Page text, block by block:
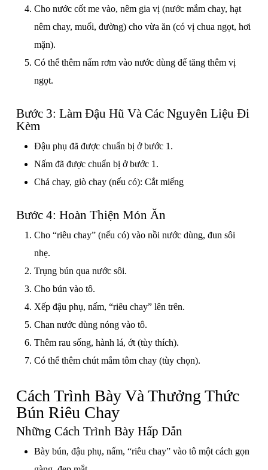
Cho nước cốt me vào, nêm gia vị (nước mắm chay, hạt
nêm chay, muối, đường) cho vừa ăn (có vị chua ngọt, hơi
mặn).
Có thể thêm nấm rơm vào nước dùng để tăng thêm vị
ngọt.
Bước 3: Làm Đậu Hũ Và Các Nguyên Liệu Đi
Kèm
Đậu phụ đã được chuẩn bị ở bước 1.
Nấm đã được chuẩn bị ở bước 1.
Chả chay, giò chay (nếu có): Cắt miếng
Bước 4: Hoàn Thiện Món Ăn
Cho “riêu chay” (nếu có) vào nồi nước dùng, đun sôi
nhẹ.
Trụng bún qua nước sôi.
Cho bún vào tô.
Xếp đậu phụ, nấm, “riêu chay” lên trên.
Chan nước dùng nóng vào tô.
Thêm rau sống, hành lá, ớt (tùy thích).
Có thể thêm chút mắm tôm chay (tùy chọn).
Cách Trình Bày Và Thưởng Thức
Bún Riêu Chay
Những Cách Trình Bày Hấp Dẫn
Bày bún, đậu phụ, nấm, “riêu chay” vào tô một cách gọn